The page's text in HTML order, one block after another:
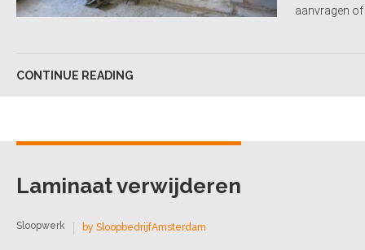
aanvragen
CONTINUE READING
Laminaat verwijderen
by SloopbedrijfAmsterdam
Sloopwerk